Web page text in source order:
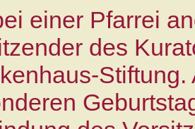
einer Pfarrei
des